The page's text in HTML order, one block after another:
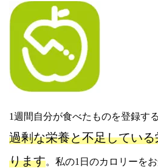
1週間自分が食べたものを登録す
過剰な栄養と不足してい
ります。私の1日のカロリーをお